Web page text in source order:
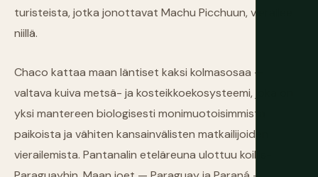
turisteista, jotka jonottavat Machu Picchuun, vierailee
niillä.
Chaco kattaa maan läntiset kaksi kolmasosaa —
valtava kuiva metsä- ja kosteikkoekosysteemi, joka on
yksi mantereen biologisesti monimuotoisimmista
paikoista ja vähiten kansainvälisten matkailijoiden
vierailemista. Pantanalin eteläreuna ulottuu koillis-